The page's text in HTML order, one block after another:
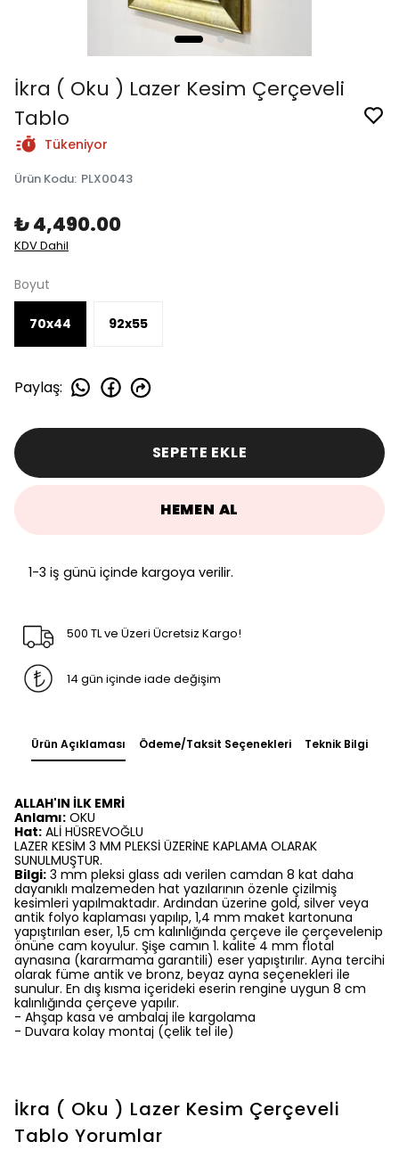
İkra ( Oku ) Lazer Kesim Çerçeveli
Tablo
Tükeniyor
Ürün Kodu: PLX0043
₺ 4,490.00
KDV Dahil
Boyut
70x44 92x55
Paylaş:
SEPETE EKLE
HEMEN AL
1-3 iş günü içinde kargoya verilir.
500 TL ve Üzeri Ücretsiz Kargo!
14 gün içinde iade değişim
Ürün Açıklaması Ödeme/Taksit Seçenekleri Teknik Bilgi
ALLAH'IN İLK EMRİ
Anlamı: OKU
Hat: ALİ HÜSREVOĞLU
LAZER KESİM 3 MM PLEKSİ ÜZERİNE KAPLAMA OLARAK
SUNULMUŞTUR.
Bilgi: 3 mm pleksi glass adı verilen camdan 8 kat daha
dayanıklı malzemeden hat yazılarının özenle çizilmiş
kesimleri yapılmaktadır. Ardından üzerine gold, silver veya
antik folyo kaplaması yapılıp, 1,4 mm maket kartonuna
yapıştırılan eser, 1,5 cm kalınlığında çerçeve ile çerçevelenip
önüne cam koyulur. Şişe camın 1. kalite 4 mm flotal
aynasına (kararmama garantili) eser yapıştırılır. Ayna tercihi
olarak füme antik ve bronz, beyaz ayna seçenekleri ile
sunulur. En dış kısma içerideki eserin rengine uygun 8 cm
kalınlığında çerçeve yapılır.
- Ahşap kasa ve ambalaj ile kargolama
- Duvara kolay montaj (çelik tel ile)
İkra ( Oku ) Lazer Kesim Çerçeveli
Tablo Yorumlar